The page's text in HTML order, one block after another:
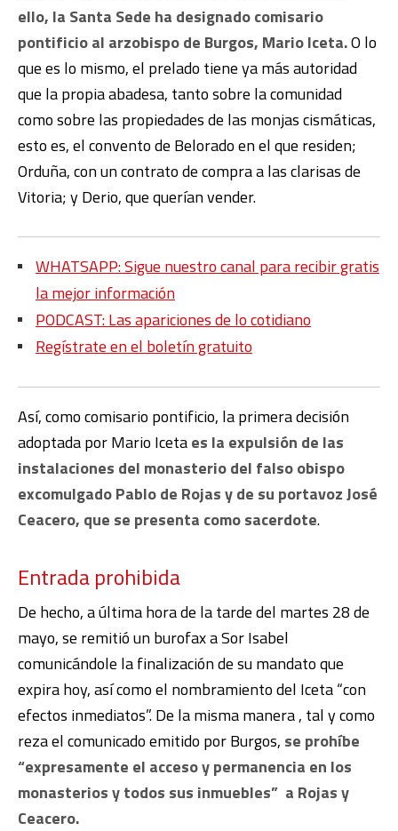
ello, la Santa Sede ha designado comisario
pontificio al arzobispo de Burgos, Mario Iceta.O lo
que es lo mismo, el prelado tiene ya más autoridad
que la propia abadesa, tanto sobre la comunidad
como sobre las propiedades de las monjas cismáticas,
esto es, el convento de Belorado en el que residen;
Orduña, con un contrato de compra a las clarisas de
Vitoria; y Derio, que querían vender.
WHATSAPP: Sigue nuestro canal para recibir gratis
la mejor información
PODCAST: Las apariciones de lo cotidiano
Regístrate en el boletín gratuito
Así, como comisario pontificio, la primera decisión
adoptada por Mario Icetaes la expulsión de las
instalaciones del monasterio del falso obispo
excomulgado Pablo de Rojas y de su portavoz José
Ceacero, que se presenta como sacerdote.
Entrada prohibida
De hecho, a última hora de la tarde del martes 28 de
mayo, se remitió un burofax a Sor Isabel
comunicándole la finalización de su mandato que
expira hoy, así como el nombramiento del Iceta “con
efectos inmediatos”. De la misma manera , tal y como
reza el comunicado emitido por Burgos, se prohíbe
“expresamente el acceso y permanencia en los
monasterios y todos sus inmuebles” a Rojas y
Ceacero.